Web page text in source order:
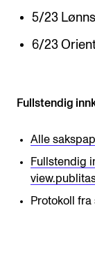
Posters,
Borrow
The
The Library
Committees
5/23
6/23
Fullstendig
Alle
Fullstendig
Protokoll